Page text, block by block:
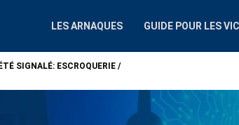
LES ARNAQUES GUIDE POUR LES
SIGNALÉ: ESCROQUERIE /